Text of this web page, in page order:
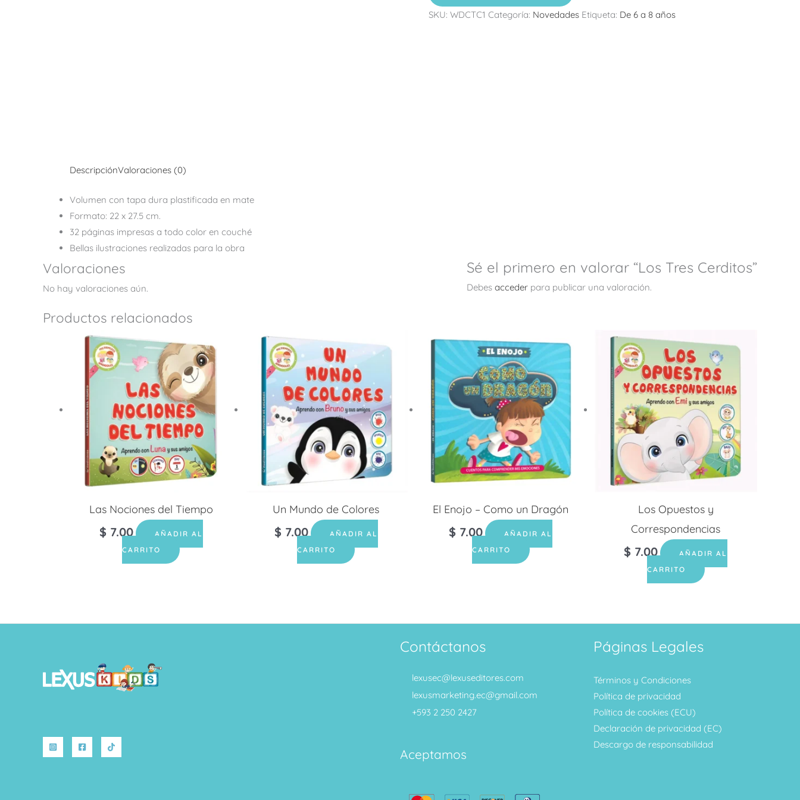
SKU: WDCTC1 Categoría: Novedades Etiqueta: De 6 a 8 años
DescripciónValoraciones (0)
Volumen con tapa dura plastificada en mate
Formato: 22 x 27.5 cm.
32 páginas impresas a todo color en couché
Bellas ilustraciones realizadas para la obra
Valoraciones
No hay valoraciones aún.
Sé el primero en valorar “Los Tres Cerditos”
Debes acceder para publicar una valoración.
Productos relacionados
Las Nociones del Tiempo
$ 7.00
AÑADIR AL
CARRITO
Un Mundo de Colores
$ 7.00
AÑADIR AL
CARRITO
El Enojo – Como un Dragón
$ 7.00
AÑADIR AL
CARRITO
Los Opuestos y
Correspondencias
$ 7.00
AÑADIR AL
CARRITO
Contáctanos
lexusec@lexuseditores.com
lexusmarketing.ec@gmail.com
+593 2 250 2427
Aceptamos
Páginas Legales
Términos y Condiciones
Política de privacidad
Política de cookies (ECU)
Declaración de privacidad (EC)
Descargo de responsabilidad